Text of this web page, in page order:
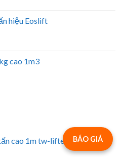
hiệu Eoslift
cao 1m3
cao 1m tw-lifter (Hw2001)
BÁO GIÁ